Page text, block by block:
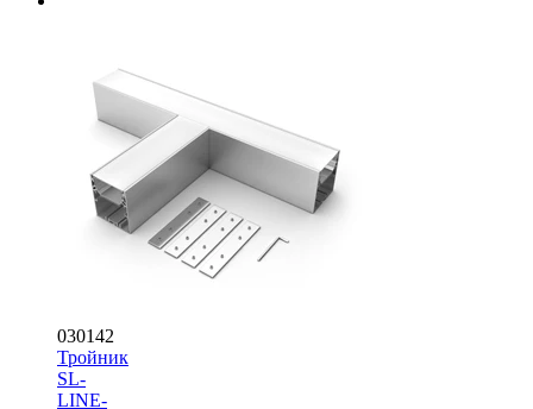
030142
Тройник
SL-
LINE-